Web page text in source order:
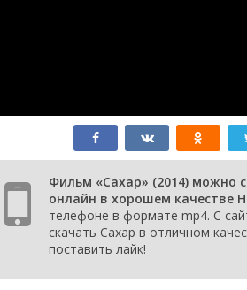
Фильм «Сахар» (2014) можно
онлайн в хорошем качестве
телефоне в формате mp4. С
скачать Сахар в отличном
поставить лайк!